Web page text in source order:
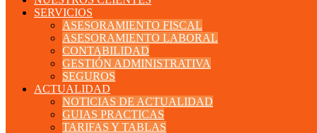
SERVICIOS
ASESORAMIENTO FISCAL
ASESORAMIENTO LABORAL
CONTABILIDAD
GESTIÓN ADMINISTRATIVA
SEGUROS
ACTUALIDAD
NOTICIAS DE ACTUALIDAD
GUIAS PRACTICAS
TARIFAS Y TABLAS